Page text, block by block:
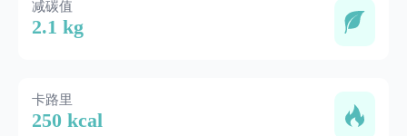
减碳值
2.1 kg
卡路里
250 kcal